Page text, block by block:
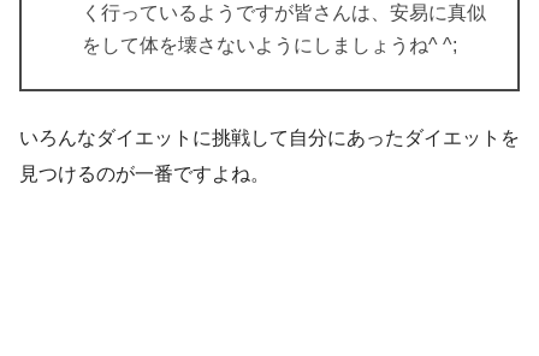
く行っているようですが皆さんは、安易に真似
をして体を壊さないようにしましょうね^ ^;
いろんなダイエットに挑戦して自分にあったダイエットを
見つけるのが一番ですよね。